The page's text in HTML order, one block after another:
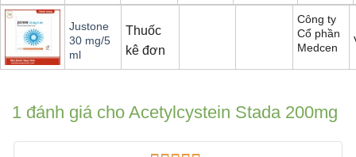
Justone
30 mg/5
ml
Thuốc
kê đơn
Công ty
Cổ phần
Medcen
1 đánh giá cho Acetylcystein Stada 200mg